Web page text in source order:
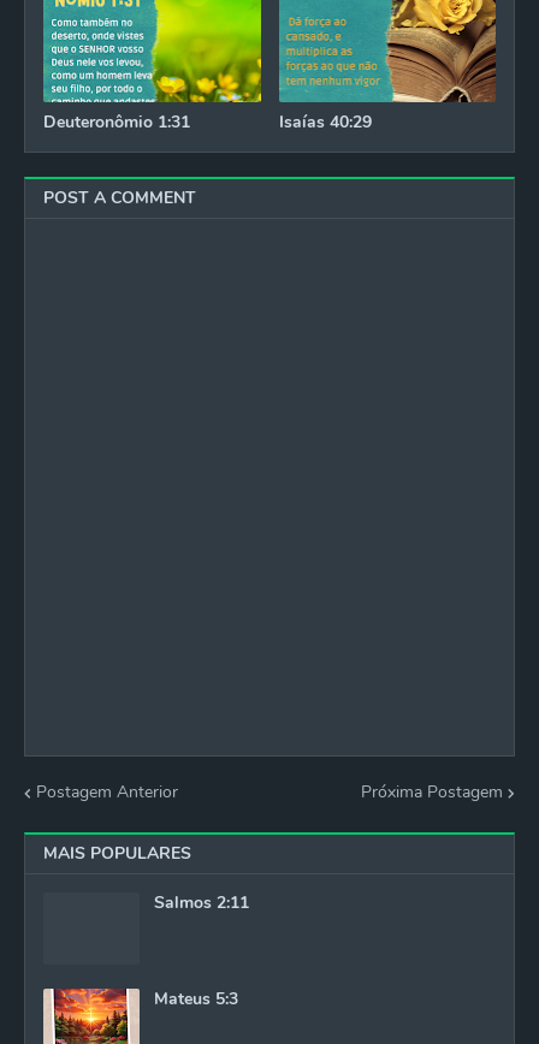
Deuteronômio 1:31 Isaías 40:29
POST A COMMENT
Postagem Anterior Próxima Postagem
MAIS POPULARES
Salmos 2:11
Mateus 5:3